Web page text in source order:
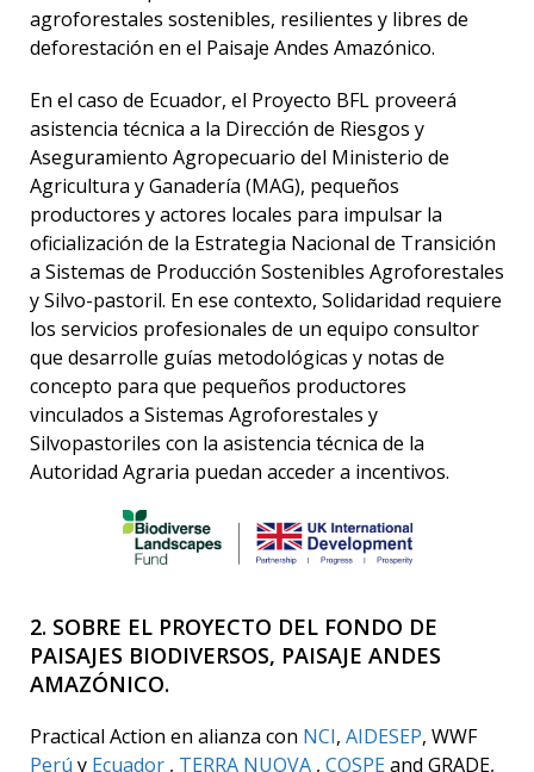
agroforestales sostenibles, resilientes y libres de
deforestación en el Paisaje Andes Amazónico.
En el caso de Ecuador, el Proyecto BFL proveerá
asistencia técnica a la Dirección de Riesgos y
Aseguramiento Agropecuario del Ministerio de
Agricultura y Ganadería (MAG), pequeños
productores y actores locales para impulsar la
oficialización de la Estrategia Nacional de Transición
a Sistemas de Producción Sostenibles Agroforestales
y Silvo-pastoril. En ese contexto, Solidaridad requiere
los servicios profesionales de un equipo consultor
que desarrolle guías metodológicas y notas de
concepto para que pequeños productores
vinculados a Sistemas Agroforestales y
Silvopastoriles con la asistencia técnica de la
Autoridad Agraria puedan acceder a incentivos.
2. SOBRE EL PROYECTO DEL FONDO DE
PAISAJES BIODIVERSOS, PAISAJE ANDES
AMAZÓNICO.
Practical Action en alianza con NCI, AIDESEP, WWF
Perú y Ecuador , TERRA NUOVA , COSPEand GRADE,